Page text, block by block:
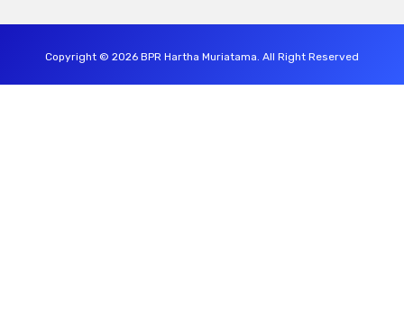
Copyright © 2026 BPR Hartha Muriatama. All Right Reserved